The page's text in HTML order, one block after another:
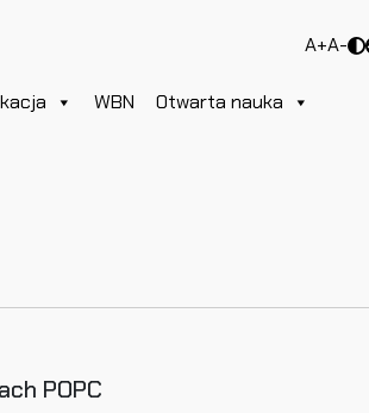
A+A-
WBN Otwarta nauka
POPC